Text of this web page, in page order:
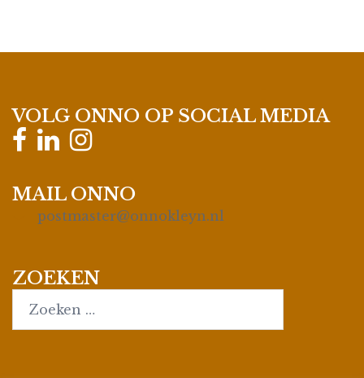
VOLG ONNO OP SOCIAL MEDIA
MAIL ONNO
postmaster@onnokleyn.nl
ZOEKEN
Search…